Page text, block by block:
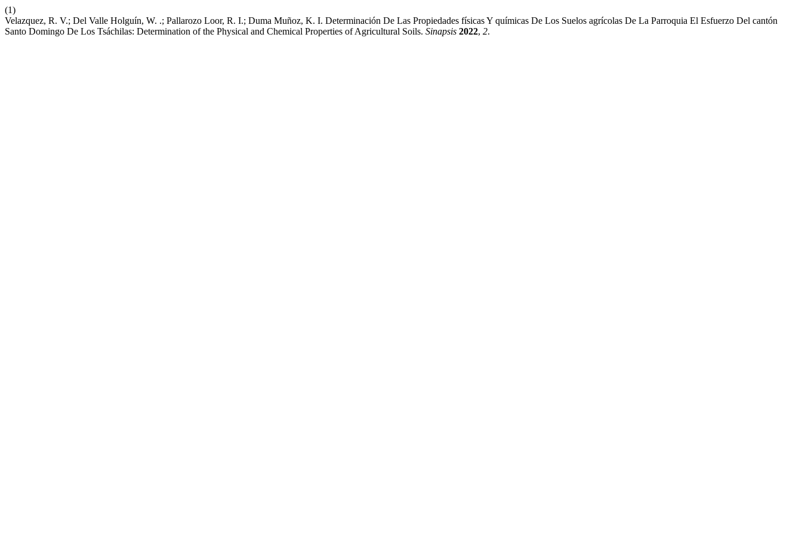
(1)
Velazquez, R. V.; Del Valle Holguín, W. .; Pallarozo Loor, R. I.; Duma Muñoz, K. I. Determinación De Las Propiedades físicas Y químicas De Los Suelos agrícolas De La Parroquia El Esfuerzo Del cantón
Santo Domingo De Los Tsáchilas: Determination of the Physical and Chemical Properties of Agricultural Soils. Sinapsis 2022, 2.